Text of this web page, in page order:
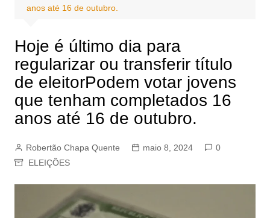
anos até 16 de outubro.
Hoje é último dia para
regularizar ou transferir título
de eleitorPodem votar jovens
que tenham completados 16
anos até 16 de outubro.
Robertão Chapa Quente maio 8, 2024
0
ELEIÇÕES